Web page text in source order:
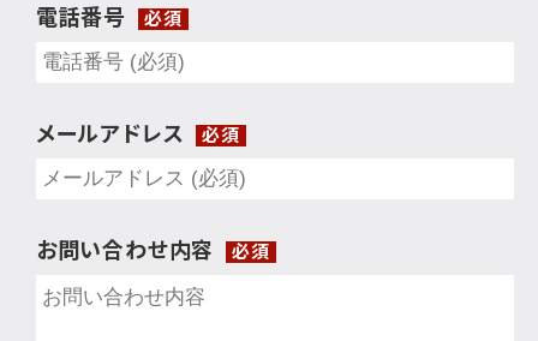
電話番号 必須
メールアドレス 必須
お問い合わせ内容 必須